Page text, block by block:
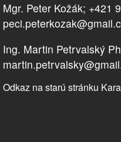
Mgr. Peter Kožák; +421
Ing. Martin Petrvalský
Odkaz na starú stránku